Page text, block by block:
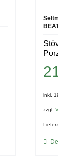
inkl.
zzgl.